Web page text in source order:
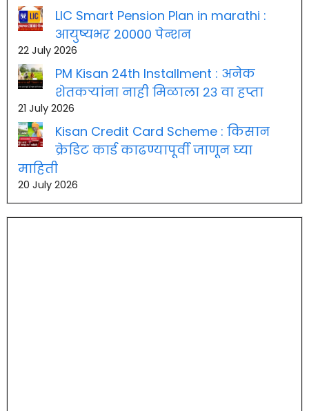
LIC Smart Pension Plan in marathi :
आयुष्यभर 20000 पेन्शन
22 July 2026
PM Kisan 24th Installment : अनेक
शेतकऱ्यांना नाही मिळाला २३ वा हप्ता
21 July 2026
Kisan Credit Card Scheme : किसान
क्रेडिट कार्ड काढण्यापूर्वी जाणून घ्या
माहिती
20 July 2026